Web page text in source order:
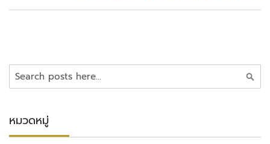
ต
จั
บ
โ
ห
ะ
ค้นหา
หมวดหมู่